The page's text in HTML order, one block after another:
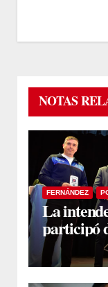
NOTAS
FERNÁNDEZ
La
participó
por el
en